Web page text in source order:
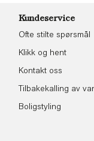
Kundeservice
Ofte stilte spørsmål
Klikk og hent
Kontakt oss
Tilbakekalling av
Boligstyling